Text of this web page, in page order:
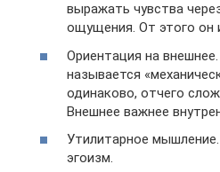
выражать чувства
ощущения. От этого он
Ориентация на
называется
одинаково, отчего
Внешнее важнее
Утилитарное
эгоизм.